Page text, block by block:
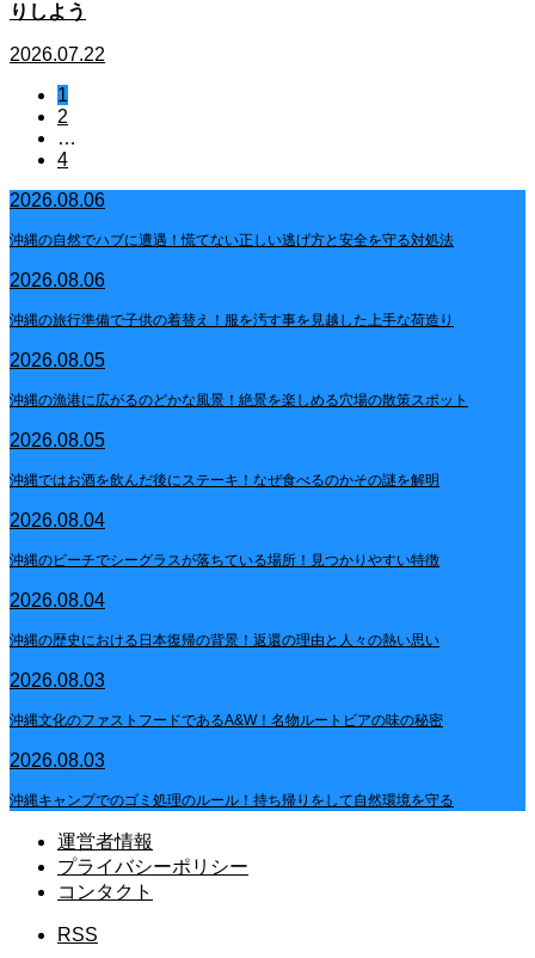
りしよう
2026.07.22
1
2
…
4
2026.08.06
沖縄の自然でハブに遭遇！慌てない正しい逃げ方と安全を守る対処法
2026.08.06
沖縄の旅行準備で子供の着替え！服を汚す事を見越した上手な荷造り
2026.08.05
沖縄の漁港に広がるのどかな風景！絶景を楽しめる穴場の散策スポット
2026.08.05
沖縄ではお酒を飲んだ後にステーキ！なぜ食べるのかその謎を解明
2026.08.04
沖縄のビーチでシーグラスが落ちている場所！見つかりやすい特徴
2026.08.04
沖縄の歴史における日本復帰の背景！返還の理由と人々の熱い思い
2026.08.03
沖縄文化のファストフードであるA&W！名物ルートビアの味の秘密
2026.08.03
沖縄キャンプでのゴミ処理のルール！持ち帰りをして自然環境を守る
運営者情報
プライバシーポリシー
コンタクト
RSS